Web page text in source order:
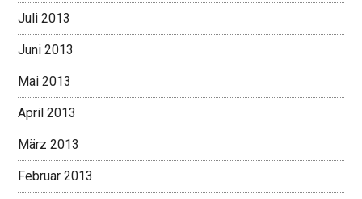
Juli 2013
Juni 2013
Mai 2013
April 2013
März 2013
Februar 2013